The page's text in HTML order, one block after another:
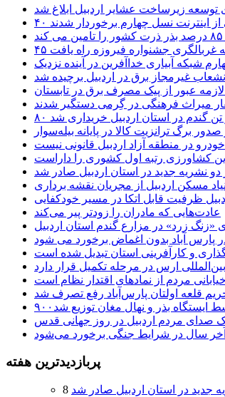
اینترنت نسل چهارم برخوردار شدند
به غربالگری جشنواره فیروزه راه یافت
شبکه آبیاری خداآفرین در آینده نزدیک
عبور از پیک مصرف برق در تابستان
میراث فرهنگی در گِرمی دستگیر شدند
تن گندم در استان اردبیل خریداری شد
برگ ترانزیت کالا در پایانه بیله‌سوار
در منطقه آزاد اردبیل قانونی نیست
کشاورزی رتبه اول کشوری را داراست
دو نشریه جدید در استان اردبیل صادر شد
مسکن اردبیل از مجریان نقشه برداری
ظرفیت قابل اتکا در مسیر خودکفایی
عادت‌هایی که مادران را زودتر پیر می‌کند
«زنگ زرد» در مزارع گندم استان اردبیل
پارس آباد بدون اغماض برخورد می شود
و کارآفرینی استان تبدیل شده است
ارس در مرحله تکمیل قرار دارد
مردم از نمادهای اقتدار نظام است
قلعه اولتان پارس‌آباد رفع تصرف شد
ایستگاه بذر و نهال مغان توزیع شد
صدای مردم اردبیل در روز جهانی قدس
آخر سال در شرایط جنگی برخورد می‌شود
پربازدیدترین هفته
جدید در استان اردبیل صادر شد